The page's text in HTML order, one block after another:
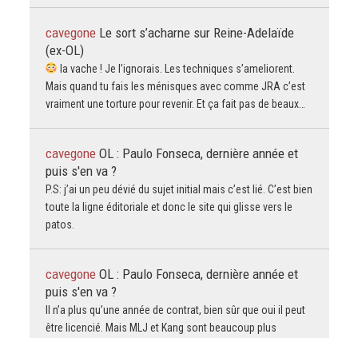
cavegone Le sort s’acharne sur Reine-Adelaïde
(ex-OL)
la vache ! Je l’ignorais. Les techniques s’ameliorent.
Mais quand tu fais les ménisques avec comme JRA c’est
vraiment une torture pour revenir. Et ça fait pas de beaux…
cavegone OL : Paulo Fonseca, dernière année et
puis s'en va ?
P.S: j’ai un peu dévié du sujet initial mais c’est lié. C’est bien
toute la ligne éditoriale et donc le site qui glisse vers le
patos.
cavegone OL : Paulo Fonseca, dernière année et
puis s'en va ?
Il n’a plus qu’une année de contrat, bien sûr que oui il peut
être licencié. Mais MLJ et Kang sont beaucoup plus